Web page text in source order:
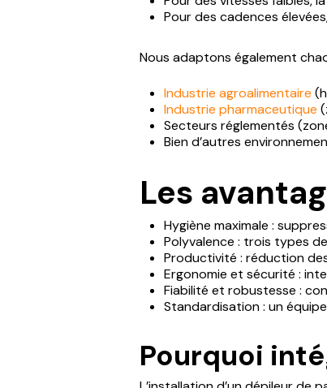
Pour des cadences
Nous adaptons également
Industrie agroalimentaire
Industrie pharmaceutique
Secteurs réglementés
Bien d’autres
Les
Hygiène maximale :
Polyvalence : trois types
Productivité : réduction
Ergonomie et sécurité :
Fiabilité et robustesse :
Standardisation : un
Pourquoi